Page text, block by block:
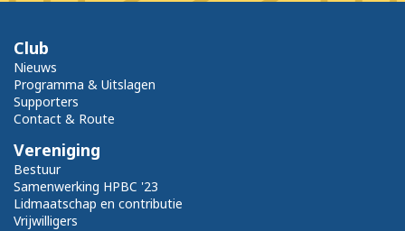
Club
Nieuws
Programma & Uitslagen
Supporters
Contact & Route
Vereniging
Bestuur
Samenwerking HPBC '23
Lidmaatschap en contributie
Vrijwilligers